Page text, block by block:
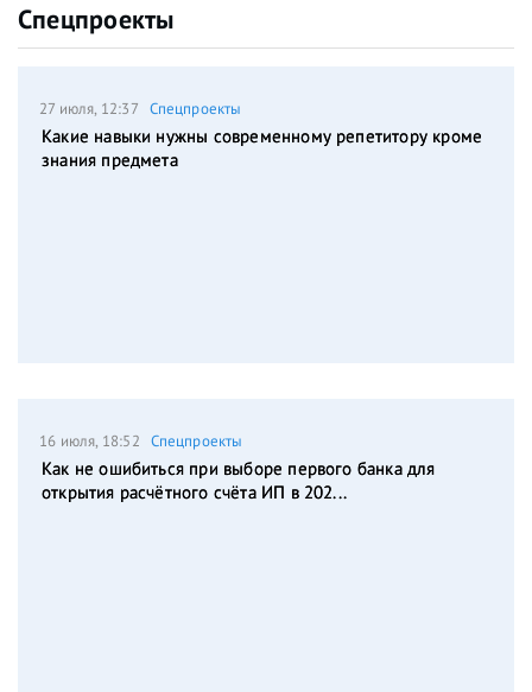
Спецпроекты
27 июля, 12:37 Спецпроекты
Какие навыки нужны современному репетитору кроме
знания предмета
16 июля, 18:52 Спецпроекты
Как не ошибиться при выборе первого банка для
открытия расчётного счёта ИП в 202...